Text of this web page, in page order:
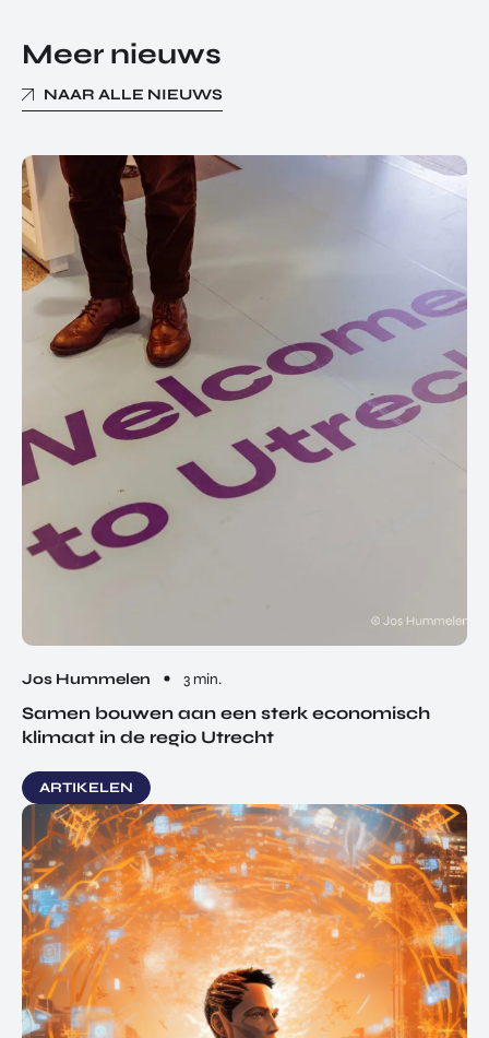
Meer nieuws
NAAR ALLE NIEUWS
Jos Hummelen 3 min.
Samen bouwen aan een sterk economisch
klimaat in de regio Utrecht
ARTIKELEN